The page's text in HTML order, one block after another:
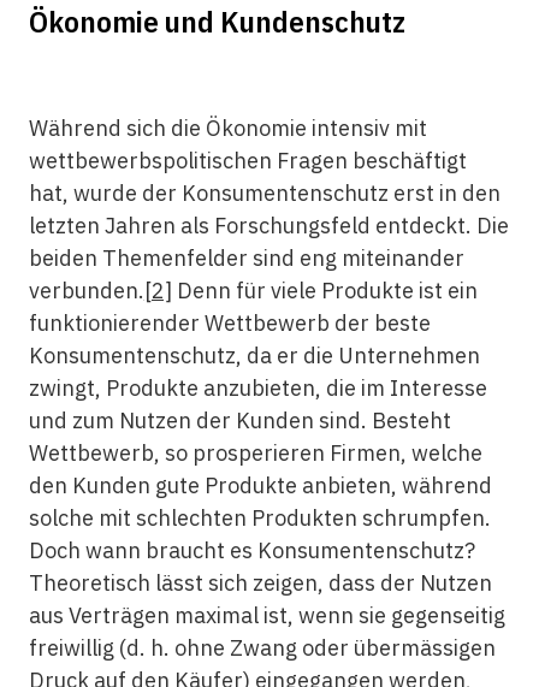
Ökonomie und Kundenschutz
Während sich die Ökonomie intensiv mit
wettbewerbspolitischen Fragen beschäftigt
hat, wurde der Konsumentenschutz erst in den
letzten Jahren als Forschungsfeld entdeckt. Die
beiden Themenfelder sind eng miteinander
verbunden.[2] Denn für viele Produkte ist ein
funktionierender Wettbewerb der beste
Konsumentenschutz, da er die Unternehmen
zwingt, Produkte anzubieten, die im Interesse
und zum Nutzen der Kunden sind. Besteht
Wettbewerb, so prosperieren Firmen, welche
den Kunden gute Produkte anbieten, während
solche mit schlechten Produkten schrumpfen.
Doch wann braucht es Konsumentenschutz?
Theoretisch lässt sich zeigen, dass der Nutzen
aus Verträgen maximal ist, wenn sie gegenseitig
freiwillig (d. h. ohne Zwang oder übermässigen
Druck auf den Käufer) eingegangen werden,